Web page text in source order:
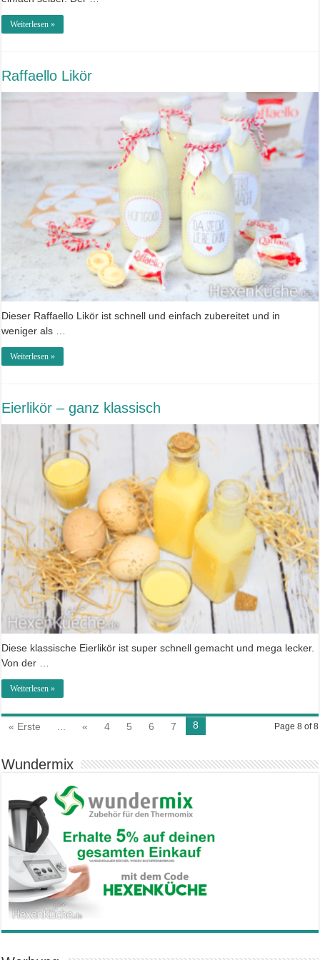
Weiterlesen »
Raffaello Likör
Dieser Raffaello Likör ist schnell und einfach zubereitet und in
weniger als …
Weiterlesen »
Eierlikör – ganz klassisch
Diese klassische Eierlikör ist super schnell gemacht und mega lecker.
Von der …
Weiterlesen »
Page 8 of 8
« Erste ... « 4 5 6 7 8
Wundermix